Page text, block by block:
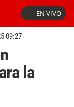
EN VIVO
09:27
la